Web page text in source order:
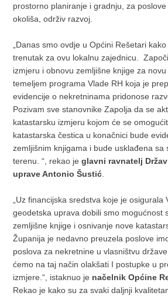
prostorno planiranje i gradnju, za
okoliša, održiv razvoj.
„Danas smo ovdje u Općini Rešetari
trenutak za ovu lokalnu zajednicu.
izmjeru i obnovu zemljišne knjige za
temeljem programa Vlade RH koja je
evidencije o nekretninama pridonose
Pozivam sve stanovnike Zapolja da se
katastarsku izmjeru kojom će se
katastarska čestica u konačnici bude
zemljišnim knjigama i bude usklađena sa
terenu. “, rekao jeglavni ravnatelj
uprave Antonio Šustić
„Uz financijska sredstva koje je osigurala
geodetska uprava dobili smo mogućnost
zemljišne knjige i osnivanje nove
Županija je nedavno preuzela poslove
poslova za nekretnine u vlasništvu
ćemo na taj način olakšati I postupke u
izmjere.“, istaknuo je načelnik Općine
Rekao je kako su za svaki daljnji